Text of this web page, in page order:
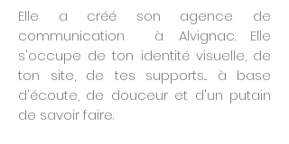
Elle a créé son agence de
communication à Alvignac. Elle
s'occupe de ton identité visuelle, de
ton site, de tes supports... à base
d'écoute, de douceur et d'un putain
de savoir faire.